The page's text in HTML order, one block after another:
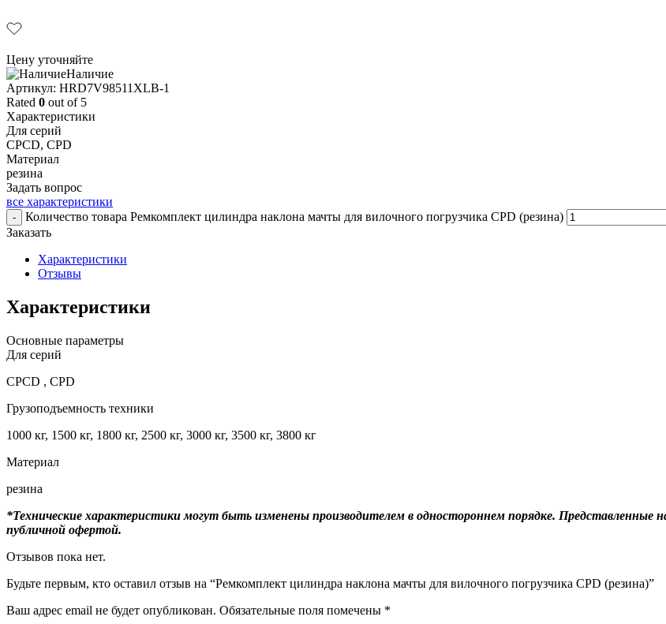
Цену уточняйте
Наличие
Aртикул: HRD7V98511XLB-1
Rated 0 out of 5
Характеристики
Для серий
CPCD, CPD
Материал
резина
Задать вопрос
все характеристики
- Количество товара Ремкомплект цилиндра наклона мачты для вилочного погрузчика CPD (резина)
Заказать
Характеристики
Отзывы
Характеристики
Основные параметры
Для серий
CPCD , CPD
Грузоподъемность техники
1000 кг, 1500 кг, 1800 кг, 2500 кг, 3000 кг, 3500 кг, 3800 кг
Материал
резина
*Технические характеристики могут быть изменены производителем в одностороннем порядке.
публичной офертой.
Отзывов пока нет.
Будьте первым, кто оставил отзыв на “Ремкомплект цилиндра наклона мачты для вилочного погрузчика CPD (резина)”
Ваш адрес email не будет опубликован. Обязательные поля помечены *